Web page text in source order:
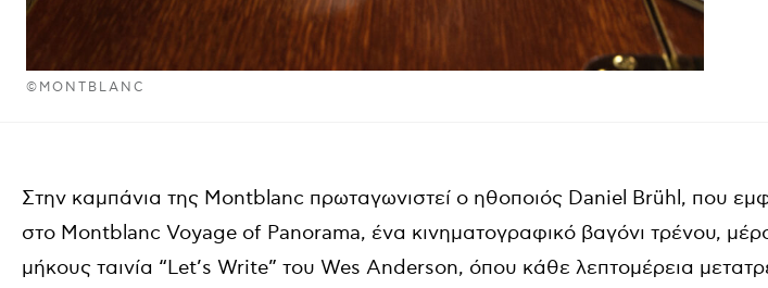
©MONTBLANC
Στην καμπάνια της Montblanc πρωταγωνιστεί ο ηθοποιός Daniel Brühl, που
στο Montblanc Voyage of Panorama, ένα κινηματογραφικό βαγόνι τρένου,
μήκους ταινία “Let’s Write” του Wes Anderson, όπου κάθε λεπτομέρεια